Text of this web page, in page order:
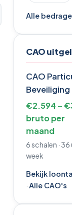
Alle
CAO
CAO
Beveiliging
€2.594 –
bruto per
maand
6 schalen ·
week
Bekijk
·Alle CAO's